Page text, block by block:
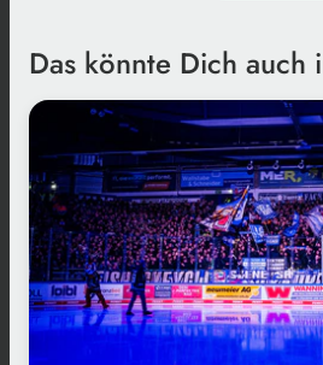
Das könnte Dich auch